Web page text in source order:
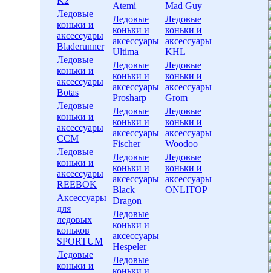
Ледовые
коньки и
аксессуары
Bladerunner
Ледовые
коньки и
аксессуары
Botas
Ледовые
коньки и
аксессуары
CCM
Ледовые
коньки и
аксессуары
REEBOK
Аксессуары
для
ледовых
коньков
SPORTUM
Ледовые
коньки и
Atemi
Ледовые
коньки и
аксессуары
Ultima
Ледовые
коньки и
аксессуары
Prosharp
Ледовые
коньки и
аксессуары
Fischer
Ледовые
коньки и
аксессуары
Black
Dragon
Ледовые
коньки и
аксессуары
Hespeler
Ледовые
коньки и
Mad Guy
Ледовые
коньки и
аксессуары
KHL
Ледовые
коньки и
аксессуары
Grom
Ледовые
коньки и
аксессуары
Woodoo
Ледовые
коньки и
аксессуары
ONLITOP